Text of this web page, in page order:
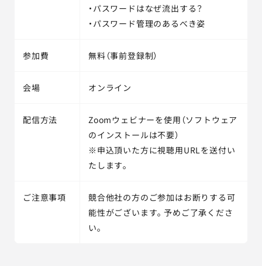
・パスワードはなぜ流出する？
・パスワード管理のあるべき姿
参加費 無料（事前登録制）
会場 オンライン
配信方法
Zoomウェビナーを使用（ソフトウェア
のインストールは不要）
※申込頂いた方に視聴用URLを送付い
たします。
ご注意事項
競合他社の方のご参加はお断りする可
能性がございます。予めご了承くださ
い。